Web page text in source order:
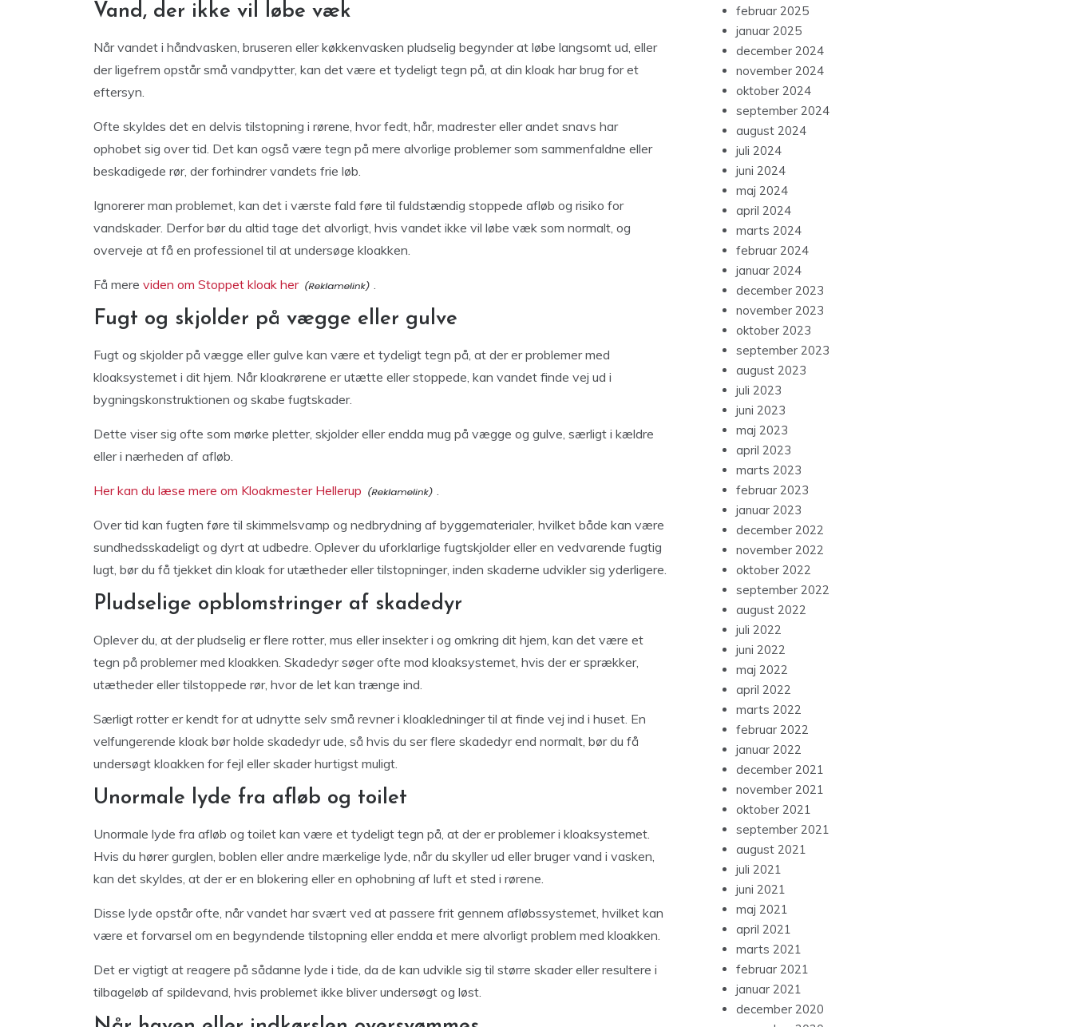
Vand, der ikke vil løbe væk
Når vandet i håndvasken, bruseren eller køkkenvasken pludselig begynder at løbe langsomt ud, eller
der ligefrem opstår små vandpytter, kan det være et tydeligt tegn på, at din kloak har brug for et
eftersyn.
Ofte skyldes det en delvis tilstopning i rørene, hvor fedt, hår, madrester eller andet snavs har
ophobet sig over tid. Det kan også være tegn på mere alvorlige problemer som sammenfaldne eller
beskadigede rør, der forhindrer vandets frie løb.
Ignorerer man problemet, kan det i værste fald føre til fuldstændig stoppede afløb og risiko for
vandskader. Derfor bør du altid tage det alvorligt, hvis vandet ikke vil løbe væk som normalt, og
overveje at få en professionel til at undersøge kloakken.
Få mere viden om Stoppet kloak her .
Fugt og skjolder på vægge eller gulve
Fugt og skjolder på vægge eller gulve kan være et tydeligt tegn på, at der er problemer med
kloaksystemet i dit hjem. Når kloakrørene er utætte eller stoppede, kan vandet finde vej ud i
bygningskonstruktionen og skabe fugtskader.
Dette viser sig ofte som mørke pletter, skjolder eller endda mug på vægge og gulve, særligt i kældre
eller i nærheden af afløb.
Her kan du læse mere om Kloakmester Hellerup .
Over tid kan fugten føre til skimmelsvamp og nedbrydning af byggematerialer, hvilket både kan være
sundhedsskadeligt og dyrt at udbedre. Oplever du uforklarlige fugtskjolder eller en vedvarende fugtig
lugt, bør du få tjekket din kloak for utætheder eller tilstopninger, inden skaderne udvikler sig yderligere.
Pludselige opblomstringer af skadedyr
Oplever du, at der pludselig er flere rotter, mus eller insekter i og omkring dit hjem, kan det være et
tegn på problemer med kloakken. Skadedyr søger ofte mod kloaksystemet, hvis der er sprækker,
utætheder eller tilstoppede rør, hvor de let kan trænge ind.
Særligt rotter er kendt for at udnytte selv små revner i kloakledninger til at finde vej ind i huset. En
velfungerende kloak bør holde skadedyr ude, så hvis du ser flere skadedyr end normalt, bør du få
undersøgt kloakken for fejl eller skader hurtigst muligt.
Unormale lyde fra afløb og toilet
Unormale lyde fra afløb og toilet kan være et tydeligt tegn på, at der er problemer i kloaksystemet.
Hvis du hører gurglen, boblen eller andre mærkelige lyde, når du skyller ud eller bruger vand i vasken,
kan det skyldes, at der er en blokering eller en ophobning af luft et sted i rørene.
Disse lyde opstår ofte, når vandet har svært ved at passere frit gennem afløbssystemet, hvilket kan
være et forvarsel om en begyndende tilstopning eller endda et mere alvorligt problem med kloakken.
Det er vigtigt at reagere på sådanne lyde i tide, da de kan udvikle sig til større skader eller resultere i
tilbageløb af spildevand, hvis problemet ikke bliver undersøgt og løst.
februar 2025
januar 2025
december 2024
november 2024
oktober 2024
september 2024
august 2024
juli 2024
juni 2024
maj 2024
april 2024
marts 2024
februar 2024
januar 2024
december 2023
november 2023
oktober 2023
september 2023
august 2023
juli 2023
juni 2023
maj 2023
april 2023
marts 2023
februar 2023
januar 2023
december 2022
november 2022
oktober 2022
september 2022
august 2022
juli 2022
juni 2022
maj 2022
april 2022
marts 2022
februar 2022
januar 2022
december 2021
november 2021
oktober 2021
september 2021
august 2021
juli 2021
juni 2021
maj 2021
april 2021
marts 2021
februar 2021
januar 2021
december 2020